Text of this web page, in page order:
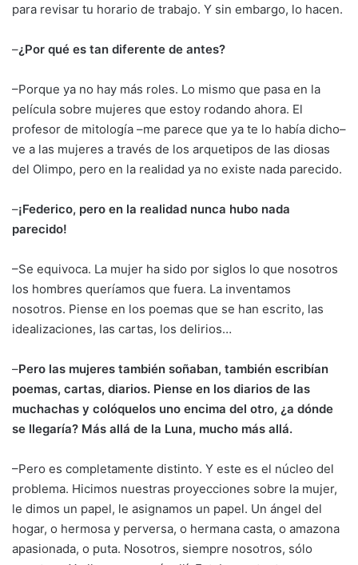
para revisar tu horario de trabajo. Y sin embargo, lo hacen.
–¿Por qué es tan diferente de antes?
–Porque ya no hay más roles. Lo mismo que pasa en la
película sobre mujeres que estoy rodando ahora. El
profesor de mitología –me parece que ya te lo había dicho–
ve a las mujeres a través de los arquetipos de las diosas
del Olimpo, pero en la realidad ya no existe nada parecido.
–¡Federico, pero en la realidad nunca hubo nada
parecido!
–Se equivoca. La mujer ha sido por siglos lo que nosotros
los hombres queríamos que fuera. La inventamos
nosotros. Piense en los poemas que se han escrito, las
idealizaciones, las cartas, los delirios…
–Pero las mujeres también soñaban, también escribían
poemas, cartas, diarios. Piense en los diarios de las
muchachas y colóquelos uno encima del otro, ¿a dónde
se llegaría? Más allá de la Luna, mucho más allá.
–Pero es completamente distinto. Y este es el núcleo del
problema. Hicimos nuestras proyecciones sobre la mujer,
le dimos un papel, le asignamos un papel. Un ángel del
hogar, o hermosa y perversa, o hermana casta, o amazona
apasionada, o puta. Nosotros, siempre nosotros, sólo